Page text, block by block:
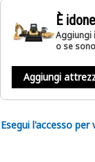
È
Aggiungi
o se
Aggiungi
Esegui l'accesso